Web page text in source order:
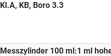
Kl.A, KB, Boro 3.3
Messzylinder 100 ml:1 ml